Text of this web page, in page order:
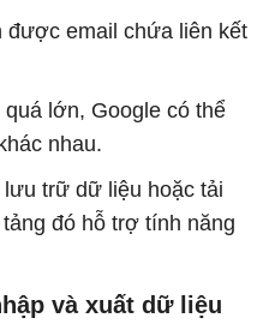
được email chứa liên kết
lớn, Google có thể
nhau.
trữ dữ liệu hoặc tải
đó hỗ trợ tính năng
và xuất dữ liệu